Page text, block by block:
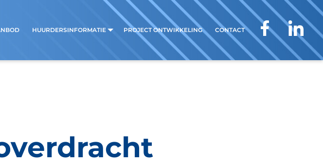
HUURDERSINFORMATIE PROJECT ONTWIKKELING CONTACT